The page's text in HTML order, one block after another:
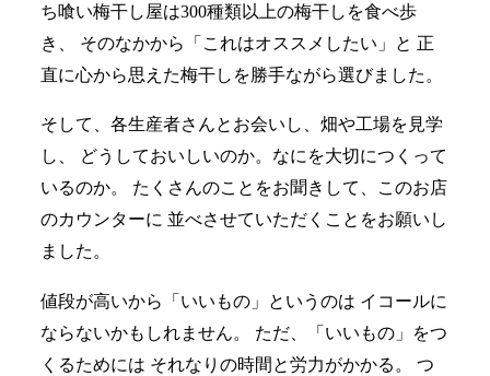
ち喰い梅干し屋は300種類以上の梅干しを食べ歩
き、
そのなかから「これはオススメしたい」と 正
直に心から思えた梅干しを勝手ながら選びました。
そして、各生産者さんとお会いし、畑や工場を見学
し、
どうしておいしいのか。なにを大切につくって
いるのか。
たくさんのことをお聞きして、このお店
のカウンターに 並べさせていただくことをお願いし
ました。
値段が高いから「いいもの」というのは イコールに
ならないかもしれません。
ただ、「いいもの」をつ
くるためには それなりの時間と労力がかかる。
つ